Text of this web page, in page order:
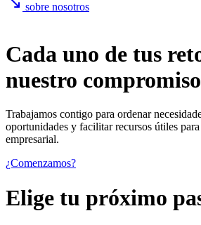
sobre nosotros
Cada uno de tus
nuestro compromiso
Trabajamos contigo para ordenar
oportunidades y facilitar recursos útiles
empresarial.
¿Comenzamos?
Elige tu próximo